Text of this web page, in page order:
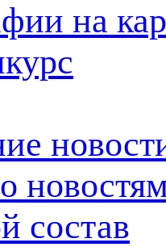
на
состав